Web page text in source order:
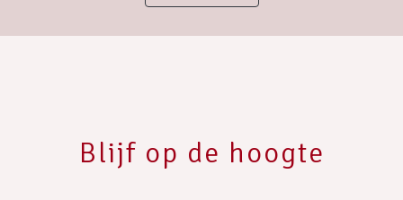
Blijf op de hoogte